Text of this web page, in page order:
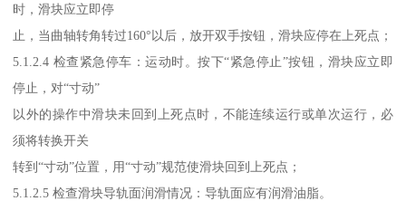
时，滑块应立即停
止，当曲轴转角转过160°以后，放开双手按钮，滑块应停在上死点；
5.1.2.4 检查紧急停车：运动时。按下“紧急停止”按钮，滑块应立即
停止，对“寸动”
以外的操作中滑块未回到上死点时，不能连续运行或单次运行，必
须将转换开关
转到“寸动”位置，用“寸动”规范使滑块回到上死点；
5.1.2.5 检查滑块导轨面润滑情况：导轨面应有润滑油脂。